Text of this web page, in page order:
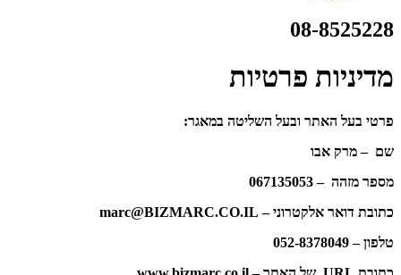
08-8525228
מדיניות פרטיות
פרטי בעל האתר ובעל השליטה במאגר:
שם – מרק אבו
מספר מזהה – 067135053
כתובת דואר אלקטרוני – marc@BIZMARC.CO.IL
טלפון – 052-8378049